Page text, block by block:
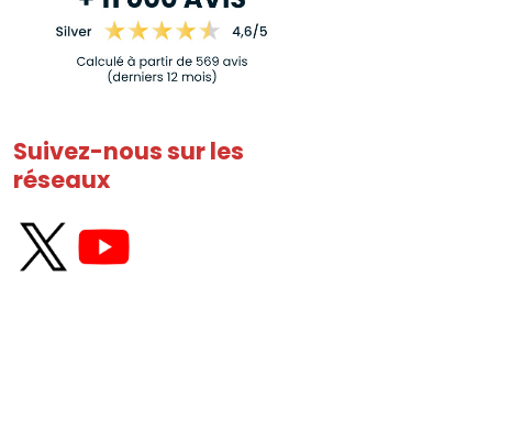
Suivez-nous sur les
réseaux